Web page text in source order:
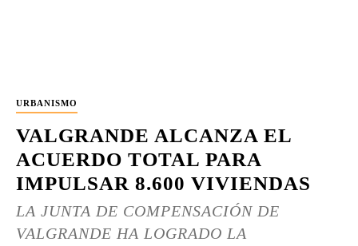
URBANISMO
VALGRANDE ALCANZA EL
ACUERDO TOTAL PARA
IMPULSAR 8.600 VIVIENDAS
LA JUNTA DE COMPENSACIÓN DE
VALGRANDE HA LOGRADO LA